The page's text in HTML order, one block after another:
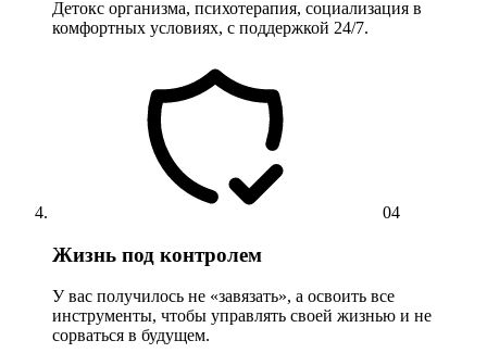
Детокс организма, психотерапия, социализация в
комфортных условиях, с поддержкой 24/7.
04
Жизнь под контролем
У вас получилось не «завязать», а освоить все
инструменты, чтобы управлять своей жизнью и не
сорваться в будущем.